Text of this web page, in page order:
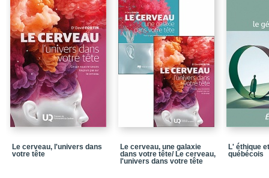
Chapter 7 : Spruce
America
Chapter 8 : Forest
New Brunswick
Chapter 9 : Applying
Develop Forestry
the Gaspé Peninsula
Chapter 10 : Towards
Forest in the North
Chapter 11 :
Spruce Forest
Le cerveau, l'univers dans
votre tête
Le cerveau, une galaxie
dans votre tête/ Le cerveau,
l'univers dans votre tête
L' éthique
québécois